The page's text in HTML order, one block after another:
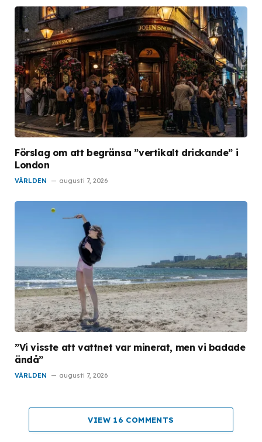
Förslag om att begränsa ”vertikalt drickande” i
London
VÄRLDEN augusti 7, 2026
”Vi visste att vattnet var minerat, men vi badade
ändå”
VÄRLDEN augusti 7, 2026
VIEW 16 COMMENTS